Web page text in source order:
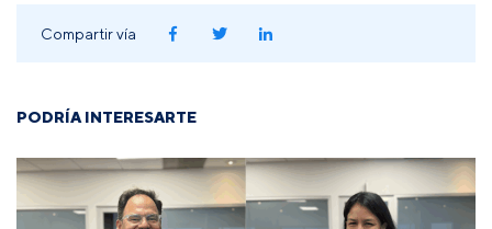
Compartir vía
PODRÍA INTERESARTE